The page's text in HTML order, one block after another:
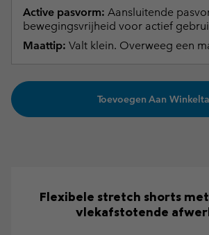
Active pasvorm: Aansluitende
bewegingsvrijheid voor actief
Maattip: Valt klein. Overweeg een
Toevoegen Aan
Flexibele stretch shorts
vlekafstotende